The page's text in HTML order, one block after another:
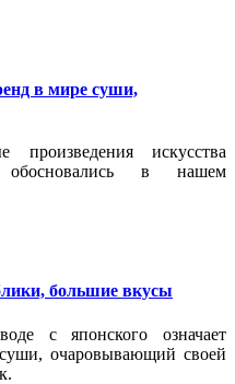
в мире суши,
искусства
в нашем
большие вкусы
с японского означает
очаровывающий своей